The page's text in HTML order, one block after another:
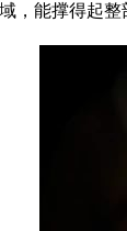
能撑得起整部